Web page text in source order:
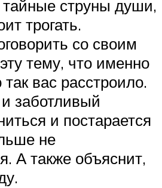
струны души,
трогать.
со своим
тему, что именно
вас расстроило.
заботливый
и постарается
не
А также объяснит,